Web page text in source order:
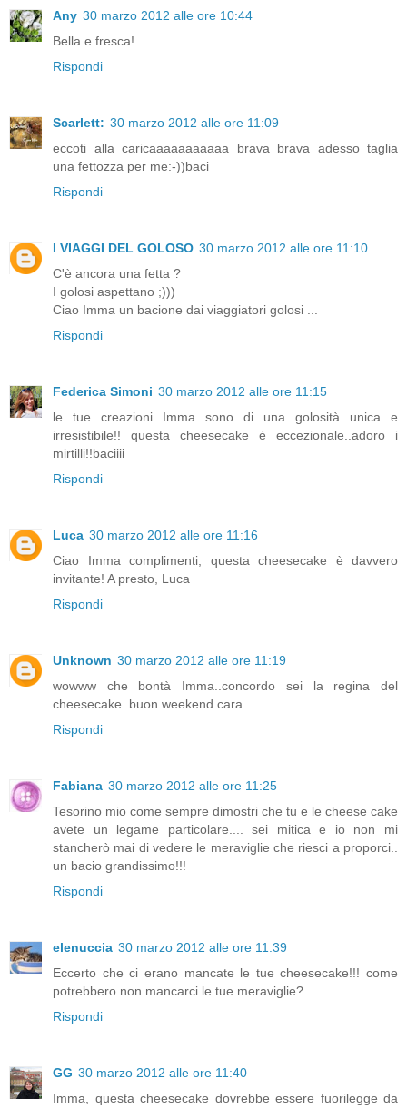
Any 30 marzo 2012 alle ore 10:44
Bella e fresca!
Rispondi
Scarlett: 30 marzo 2012 alle ore 11:09
eccoti alla caricaaaaaaaaaaa brava brava adesso taglia
una fettozza per me:-))baci
Rispondi
I VIAGGI DEL GOLOSO 30 marzo 2012 alle ore 11:10
C'è ancora una fetta ?
I golosi aspettano ;)))
Ciao Imma un bacione dai viaggiatori golosi ...
Rispondi
Federica Simoni 30 marzo 2012 alle ore 11:15
le tue creazioni Imma sono di una golosità unica e
irresistibile!! questa cheesecake è eccezionale..adoro i
mirtilli!!baciiii
Rispondi
Luca 30 marzo 2012 alle ore 11:16
Ciao Imma complimenti, questa cheesecake è davvero
invitante! A presto, Luca
Rispondi
Unknown 30 marzo 2012 alle ore 11:19
wowww che bontà Imma..concordo sei la regina del
cheesecake. buon weekend cara
Rispondi
Fabiana 30 marzo 2012 alle ore 11:25
Tesorino mio come sempre dimostri che tu e le cheese cake
avete un legame particolare.... sei mitica e io non mi
stancherò mai di vedere le meraviglie che riesci a proporci..
un bacio grandissimo!!!
Rispondi
elenuccia 30 marzo 2012 alle ore 11:39
Eccerto che ci erano mancate le tue cheesecake!!! come
potrebbero non mancarci le tue meraviglie?
Rispondi
GG 30 marzo 2012 alle ore 11:40
Imma, questa cheesecake dovrebbe essere fuorilegge da